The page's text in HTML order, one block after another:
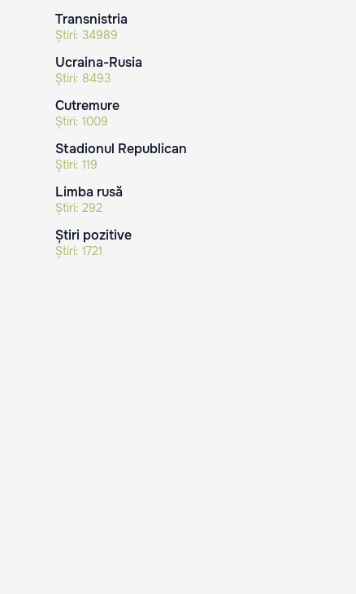
Transnistria
Știri: 34989
Ucraina-Rusia
Știri: 8493
Cutremure
Știri: 1009
Stadionul Republican
Știri: 119
Limba rusă
Știri: 292
Știri pozitive
Știri: 1721